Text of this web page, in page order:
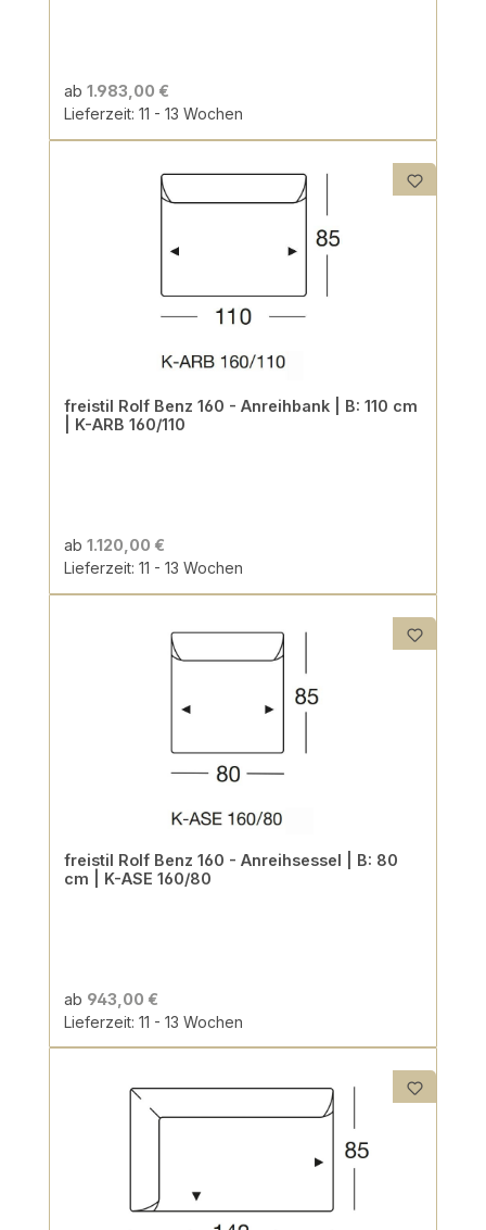
ab 1.983,00 €
Lieferzeit: 11 - 13 Wochen
freistil Rolf Benz 160 - Anreihbank | B: 110 cm
| K-ARB 160/110
ab 1.120,00 €
Lieferzeit: 11 - 13 Wochen
freistil Rolf Benz 160 - Anreihsessel | B: 80
cm | K-ASE 160/80
ab 943,00 €
Lieferzeit: 11 - 13 Wochen